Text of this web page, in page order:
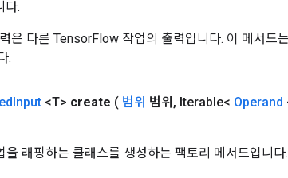
다.
은 다른 TensorFlow 작업의 출력입니다. 이 메서드
.
Input <T> create ( 범위 범위 , Iterable< Operand
래핑하는 클래스를 생성하는 팩토리 메서드입니다.